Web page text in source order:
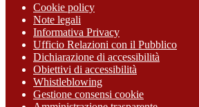
Cookie policy
Note legali
Informativa Privacy
Ufficio Relazioni con il Pubblico
Dichiarazione di accessibilità
Obiettivi di accessibilità
Whistleblowing
Gestione consensi cookie